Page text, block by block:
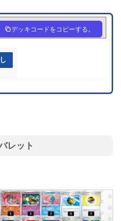
デッキコードをコピーする。
レット